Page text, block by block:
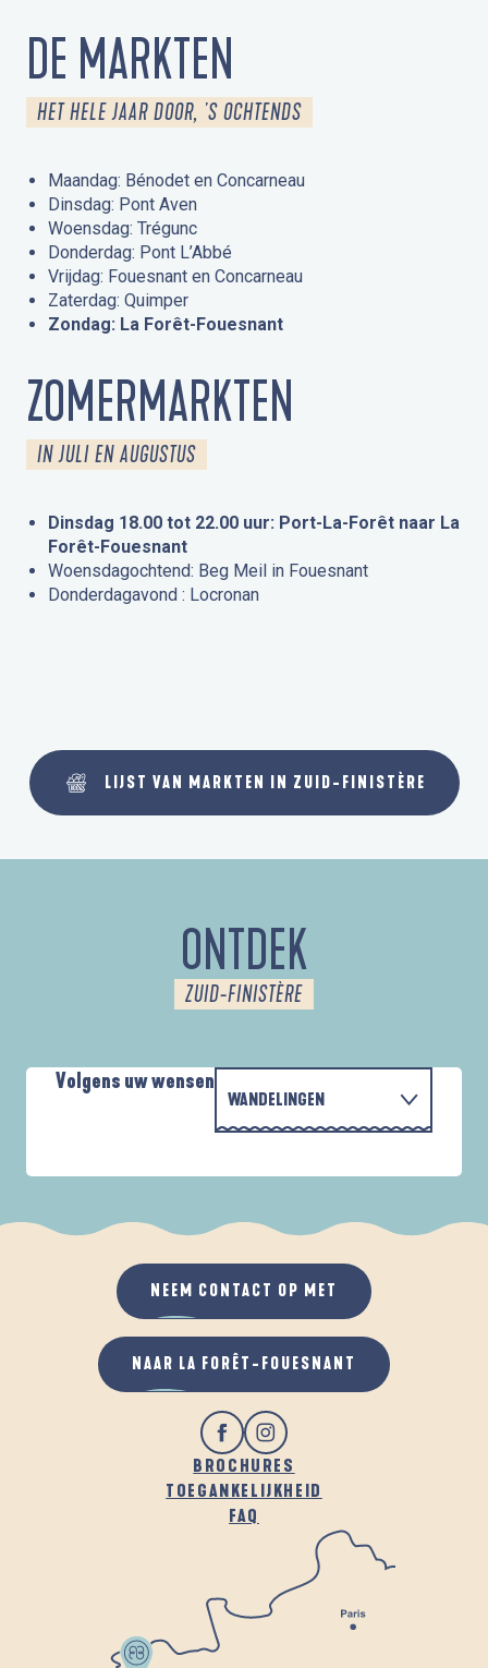
DE MARKTEN
HET HELE JAAR DOOR, 'S OCHTENDS
Maandag: Bénodet en Concarneau
Dinsdag: Pont Aven
Woensdag: Trégunc
Donderdag: Pont L’Abbé
Vrijdag: Fouesnant en Concarneau
Zaterdag: Quimper
Zondag: La Forêt-Fouesnant
ZOMERMARKTEN
IN JULI EN AUGUSTUS
Dinsdag 18.00 tot 22.00 uur: Port-La-Forêt naar La
Forêt-Fouesnant
Woensdagochtend: Beg Meil in Fouesnant
Donderdagavond : Locronan
LIJST VAN MARKTEN IN ZUID-FINISTÈRE
ONTDEK
ZUID-FINISTÈRE
Volgens uw wensen
WANDELINGEN
ALS HET REGENT
IN DE FRISSE LUCHT
BROCHURES
TOEGANKELIJKHEID
FAQ
NEEM CONTACT OP MET
NAAR LA FORÊT-FOUESNANT